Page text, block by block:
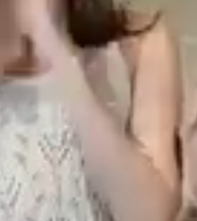
OUTLET LIMITED ITEM
dazzlin_楊柳ウエストギャザーワンピ